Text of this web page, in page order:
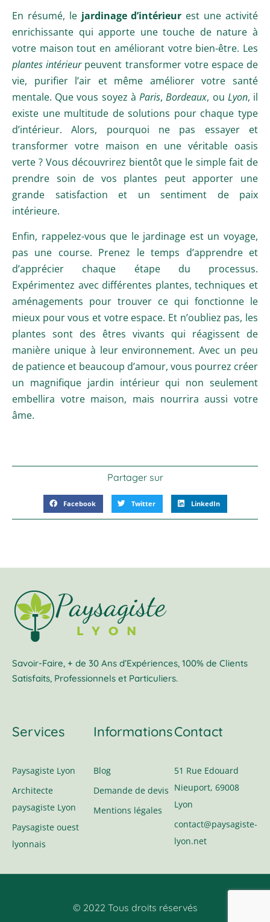
En résumé, le jardinage d’intérieur est une activité
enrichissante qui apporte une touche de nature à
votre maison tout en améliorant votre bien-être. Les
plantes intérieurpeuvent transformer votre espace de
vie, purifier l’air et même améliorer votre santé
mentale. Que vous soyez àParis,Bordeaux, ou Lyon, il
existe une multitude de solutions pour chaque type
d’intérieur. Alors, pourquoi ne pas essayer et
transformer votre maison en une véritable oasis
verte ? Vous découvrirez bientôt que le simple fait de
prendre soin de vos plantes peut apporter une
grande satisfaction et un sentiment de paix
intérieure.
Enfin, rappelez-vous que le jardinage est un voyage,
pas une course. Prenez le temps d’apprendre et
d’apprécier chaque étape du processus.
Expérimentez avec différentes plantes, techniques et
aménagements pour trouver ce qui fonctionne le
mieux pour vous et votre espace. Et n’oubliez pas, les
plantes sont des êtres vivants qui réagissent de
manière unique à leur environnement. Avec un peu
de patience et beaucoup d’amour, vous pourrez créer
un magnifique jardin intérieur qui non seulement
embellira votre maison, mais nourrira aussi votre
âme.
Partager sur
Facebook Twitter LinkedIn
Savoir-Faire, + de 30 Ans d’Expériences, 100% de Clients
Satisfaits, Professionnels et Particuliers.
Services
Paysagiste Lyon
Architecte
paysagiste Lyon
Paysagiste ouest
lyonnais
Informations
Blog
Demande de devis
Mentions légales
Contact
51 Rue Edouard
Nieuport, 69008
Lyon
contact@paysagiste-
lyon.net
© 2022 Tous droits réservés